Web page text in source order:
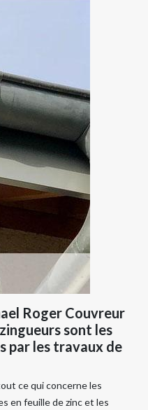
Roger Couvreur
sont les
par les travaux de
ce qui concerne les
en feuille de zinc et les